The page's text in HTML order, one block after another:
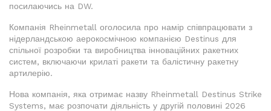
посилаючись на DW.
Компанія Rheinmetall оголосила про намір співпрацювати з
нідерландською аерокосмічною компанією Destinus для
спільної розробки та виробництва інноваційних ракетних
систем, включаючи крилаті ракети та балістичну ракетну
артилерію.
Нова компанія, яка отримає назву Rheinmetall Destinus Strike
Systems, має розпочати діяльність у другій половині 2026